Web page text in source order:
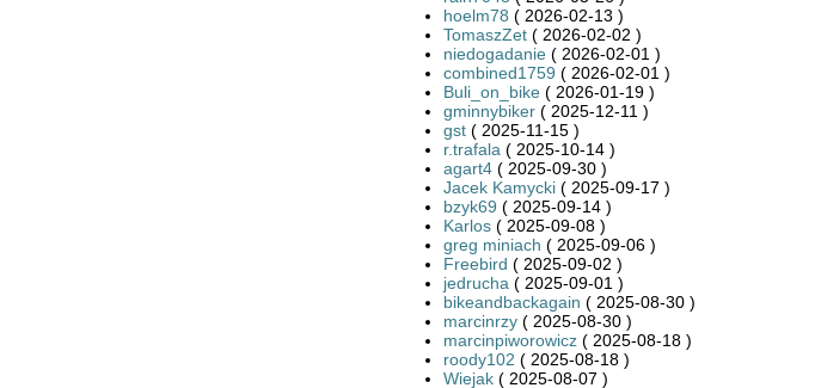
hoelm78 ( 2026-02-13 )
TomaszZet( 2026-02-02 )
niedogadanie( 2026-02-01 )
combined1759 ( 2026-02-01 )
Buli_on_bike( 2026-01-19 )
gminnybiker( 2025-12-11 )
gst( 2025-11-15 )
r.trafala ( 2025-10-14 )
agart4( 2025-09-30 )
Jacek Kamycki( 2025-09-17 )
bzyk69 ( 2025-09-14 )
Karlos( 2025-09-08 )
greg miniach ( 2025-09-06 )
Freebird ( 2025-09-02 )
jedrucha ( 2025-09-01 )
bikeandbackagain ( 2025-08-30 )
marcinrzy( 2025-08-30 )
marcinpiworowicz( 2025-08-18 )
roody102 ( 2025-08-18 )
Wiejak( 2025-08-07 )